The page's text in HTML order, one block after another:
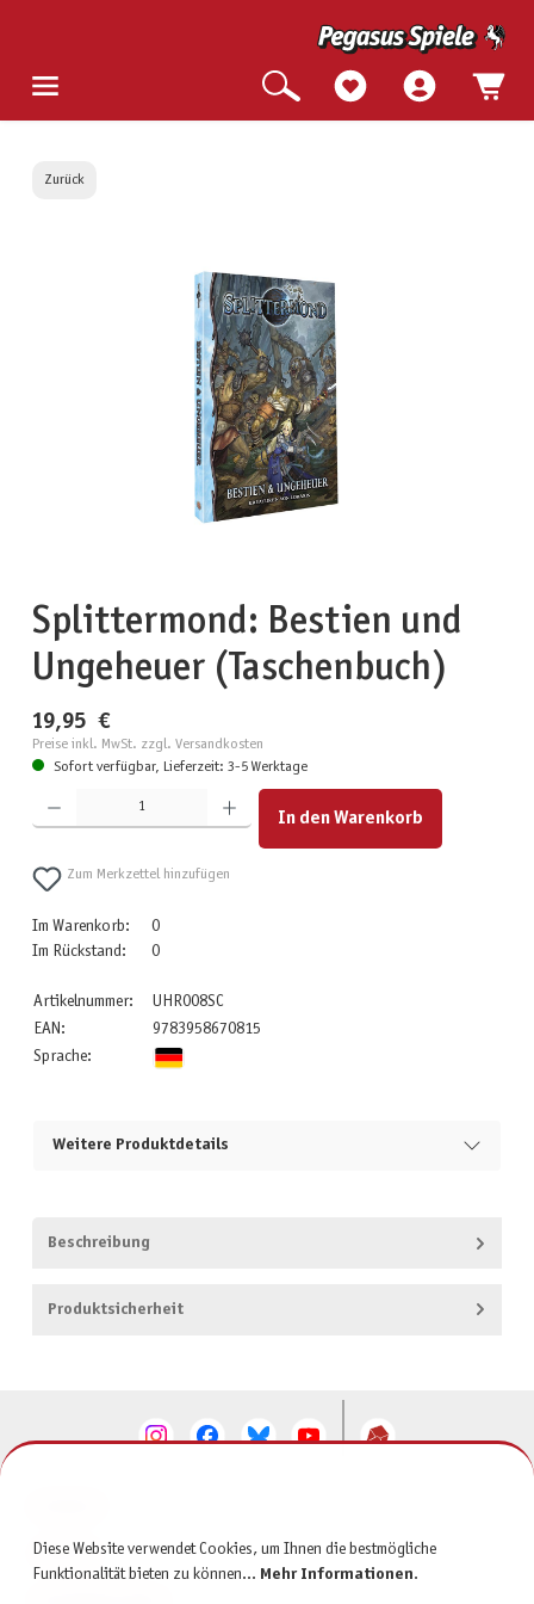
Zurück
Bildergalerie überspringen
Splittermond: Bestien und
Ungeheuer (Taschenbuch)
19,95 €
Preise inkl. MwSt. zzgl. Versandkosten
Sofort verfügbar, Lieferzeit: 3-5 Werktage
Produkt Anzahl: Gib den gewünschten Wert ein oder benutze die Schaltflächen um die Anzahl zu
In den Warenkorb
Zum Merkzettel hinzufügen
Im Warenkorb:
0
Im Rückstand:
0
Artikelnummer:
UHR008SC
EAN:
9783958670815
Sprache:
Weitere Produktdetails
Beschreibung
Produktsicherheit
SERVICE
Diese Website verwendet Cookies, um Ihnen die bestmögliche
Funktionalität bieten zu können... Mehr Informationen.